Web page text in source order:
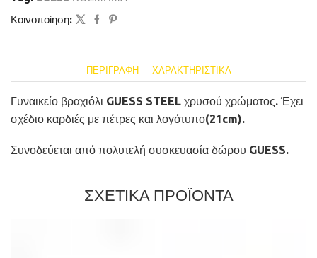
Κοινοποίηση:
ΠΕΡΙΓΡΑΦΉ ΧΑΡΑΚΤΗΡΙΣΤΙΚΆ
Γυναικείο βραχιόλι GUESS STEEL χρυσού χρώματος. Έχει
σχέδιο καρδιές με πέτρες και λογότυπο(21cm).
Συνοδεύεται από πολυτελή συσκευασία δώρου GUESS.
ΣΧΕΤΙΚΑ ΠΡΟΪΟΝΤΑ